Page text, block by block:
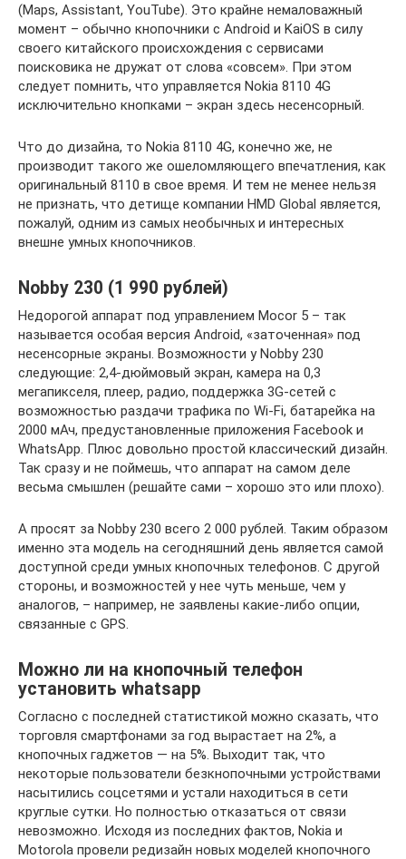
(Maps, Assistant, YouTube). Это крайне немаловажный
момент – обычно кнопочники с Android и KaiOS в силу
своего китайского происхождения с сервисами
поисковика не дружат от слова «совсем». При этом
следует помнить, что управляется Nokia 8110 4G
исключительно кнопками – экран здесь несенсорный.
Что до дизайна, то Nokia 8110 4G, конечно же, не
производит такого же ошеломляющего впечатления, как
оригинальный 8110 в свое время. И тем не менее нельзя
не признать, что детище компании HMD Global является,
пожалуй, одним из самых необычных и интересных
внешне умных кнопочников.
Nobby 230 (1 990 рублей)
Недорогой аппарат под управлением Mocor 5 – так
называется особая версия Android, «заточенная» под
несенсорные экраны. Возможности у Nobby 230
следующие: 2,4-дюймовый экран, камера на 0,3
мегапикселя, плеер, радио, поддержка 3G-сетей с
возможностью раздачи трафика по Wi-Fi, батарейка на
2000 мАч, предустановленные приложения Facebook и
WhatsApp. Плюс довольно простой классический дизайн.
Так сразу и не поймешь, что аппарат на самом деле
весьма смышлен (решайте сами – хорошо это или плохо).
А просят за Nobby 230 всего 2 000 рублей. Таким образом
именно эта модель на сегодняшний день является самой
доступной среди умных кнопочных телефонов. С другой
стороны, и возможностей у нее чуть меньше, чем у
аналогов, – например, не заявлены какие-либо опции,
связанные с GPS.
Можно ли на кнопочный телефон
установить whatsapp
Согласно с последней статистикой можно сказать, что
торговля смартфонами за год вырастает на 2%, а
кнопочных гаджетов — на 5%. Выходит так, что
некоторые пользователи безкнопочными устройствами
насытились соцсетями и устали находиться в сети
круглые сутки. Но полностью отказаться от связи
невозможно. Исходя из последних фактов, Nokia и
Motorola провели редизайн новых моделей кнопочного